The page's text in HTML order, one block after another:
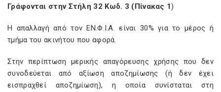
Γράφονται στην Στήλη 32 Κωδ. 3 (Πίνακας 1)
Η απαλλαγή από τον ΕΝ.Φ.Ι.Α. είναι 30% για το μέρος ή
τμήμα του ακινήτου που αφορά.
Στην περίπτωση μερικής απαγόρευσης χρήσης που δεν
συνοδεύεται από αξίωση αποζημίωσης (ή δεν έχει
εισπραχθεί αποζημίωση), η οποία συνίσταται στη